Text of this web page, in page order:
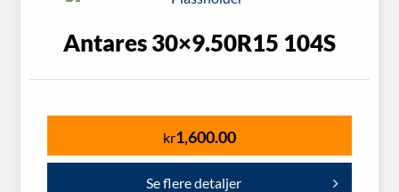
Antares 30×9.50R15 104S
kr1,600.00
Se flere detaljer